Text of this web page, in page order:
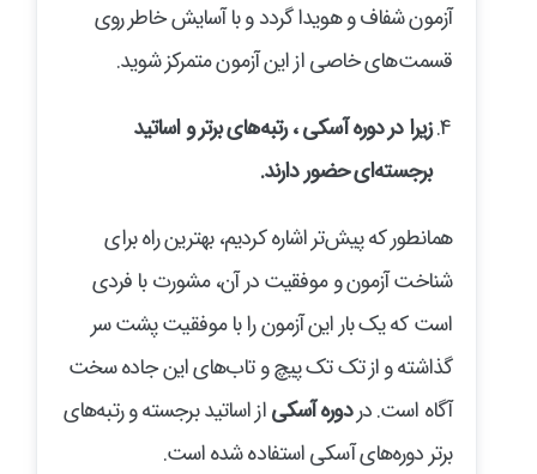
آزمون شفاف و هویدا گردد و با آسایش خاطر روی
قسمت‌های خاصی از این آزمون متمرکز شوید.
زیرا در دوره آسکی ، رتبه‌های برتر و اساتید
برجسته‌ای حضور دارند.
همانطور که پیش‌تر اشاره کردیم، بهترین راه برای
شناخت آزمون و موفقیت در آن، مشورت با فردی
است که یک بار این آزمون را با موفقیت پشت سر
گذاشته و از تک تک پیچ و تاب‌های این جاده سخت
آگاه است. دردوره آسکیاز اساتید برجسته و رتبه‌های
برتر دوره‌های آسکی استفاده شده است.